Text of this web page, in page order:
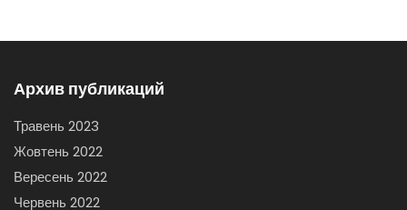
Архив публикаций
Травень 2023
Жовтень 2022
Вересень 2022
Червень 2022